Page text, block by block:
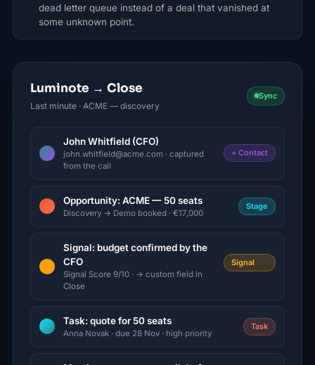
dead letter queue instead of a deal that vanished at
some unknown point.
Luminote → Close
Last minute · ACME — discovery
Sync
John Whitfield (CFO)
john.whitfield@acme.com · captured
from the call
+ Contact
Opportunity: ACME — 50 seats
Discovery → Demo booked · €17,000
Stage
Signal: budget confirmed by the
CFO
Signal Score 9/10 · → custom field in
Close
Signal
Task: quote for 50 seats
Anna Novak · due 28 Nov · high priority
Task